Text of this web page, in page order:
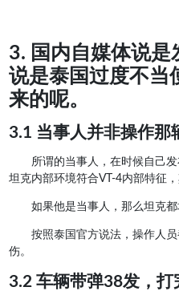
3. 国内自媒体说是
说是泰国过度不当
来的呢。
3.1 当事人并非操作那
所谓的当事人，在时候自己
坦克内部环境符合VT-4内部特征
如果他是当事人，那么坦克
按照泰国官方说法，操作人
伤。
3.2 车辆带弹38发，